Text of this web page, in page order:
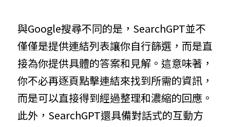
與Google搜尋不同的是，SearchGPT並不
僅僅是提供連結列表讓你自行篩選，而是直
接為你提供具體的答案和見解。這意味著，
你不必再逐頁點擊連結來找到所需的資訊，
而是可以直接得到經過整理和濃縮的回應。
此外，SearchGPT還具備對話式的互動方